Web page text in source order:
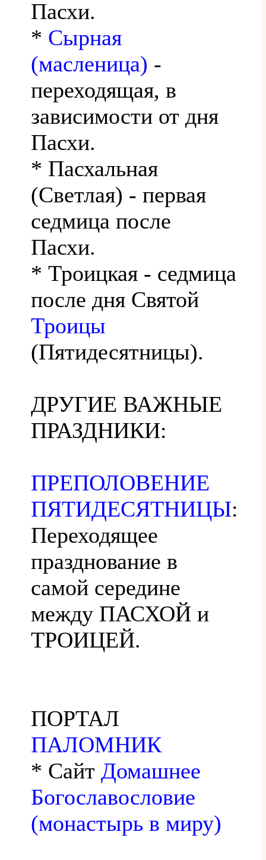
Пасхи.
* Сырная
(масленица) -
переходящая, в
зависимости от дня
Пасхи.
* Пасхальная
(Светлая) - первая
седмица после
Пасхи.
* Троицкая - седмица
после дня Святой
Троицы
(Пятидесятницы).
ДРУГИЕ ВАЖНЫЕ
ПРАЗДНИКИ:
ПРЕПОЛОВЕНИЕ
ПЯТИДЕСЯТНИЦЫ:
Переходящее
празднование в
самой середине
между ПАСХОЙ и
ТРОИЦЕЙ.
ПОРТАЛ
ПАЛОМНИК
* Сайт Домашнее
Богославословие
(монастырь в миру)